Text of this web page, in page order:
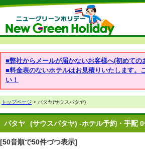
■弊社からメールが届かないお客様へ(初めての
■料金表のないホテルはお見積りいたします。
い！
トップページ > パタヤ(サウスパタヤ)
パタヤ (サウスパタヤ) -ホテル予約・手配
[50音順で50件づつ表示]